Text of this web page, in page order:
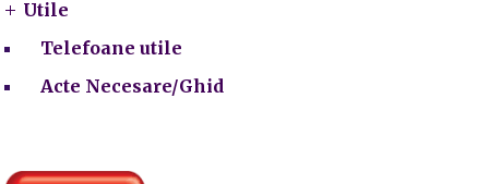
Utile
Telefoane utile
Acte Necesare/Ghid